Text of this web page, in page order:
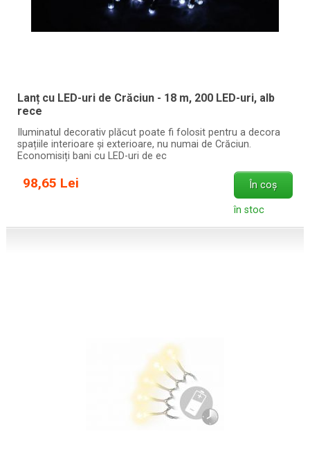
Lanț cu LED-uri de Crăciun - 18 m, 200 LED-uri, alb
rece
Iluminatul decorativ plăcut poate fi folosit pentru a decora
spațiile interioare și exterioare, nu numai de Crăciun.
Economisiți bani cu LED-uri de ec
98,65 Lei În coș
în stoc